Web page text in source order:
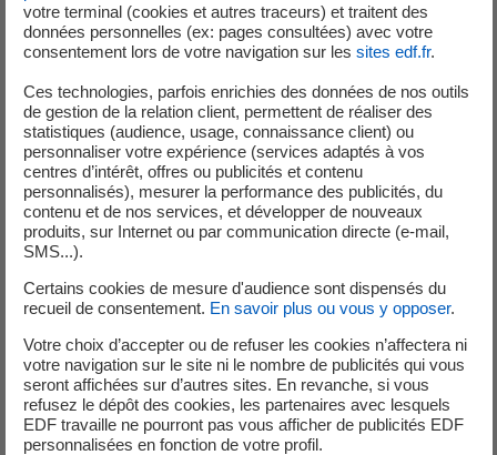
Gratuit et sans engagement, le club Oxygène a été lancé en mai 2022
et s’adresse aux clients particuliers qui ont souscrit à une offre
d’électricité à prix de marché d’EDF.
Fidèle à la raison d’être d’EDF, le club Oxygène permet aux clients de
bénéficier d’un accompagnement innovant pour un mode de vie plus
respectueux de l’environnement, grâce à des conseils pratiques et des
supports ludiques (astuces, quiz, vidéos). Oxygène propose aussi des
bons plans négociés auprès de partenaires sélectionnés pour leurs
offres écoresponsables.
EDF s’engage pour la sobriété
Pour accompagner au mieux ses clients vers la sobriété énergétique,
2022, en sensibilisant les Français aux gestes utiles « je baisse,
j’éteins, je décale » et en communicant sur les offres de déplacement
d’usages, comme l’option Heures Pleines / Heures Creuses. EDF met
aussi à disposition de tous ses clients des solutions pour les aider
votre terminal (cookies et autres traceurs) et traitent des
données personnelles (ex: pages consultées) avec votre
consentement lors de votre navigation sur les sites edf.fr.
Ces technologies, parfois enrichies des données de nos outils
de gestion de la relation client, permettent de réaliser des
statistiques (audience, usage, connaissance client) ou
personnaliser votre expérience (services adaptés à vos
centres d’intérêt, offres ou publicités et contenu
personnalisés), mesurer la performance des publicités, du
contenu et de nos services, et développer de nouveaux
produits, sur Internet ou par communication directe (e-mail,
SMS...).
Certains cookies de mesure d'audience sont dispensés du
recueil de consentement. En savoir plus ou vous y opposer.
Votre choix d’accepter ou de refuser les cookies n’affectera ni
votre navigation sur le site ni le nombre de publicités qui vous
seront affichées sur d’autres sites. En revanche, si vous
refusez le dépôt des cookies, les partenaires avec lesquels
EDF travaille ne pourront pas vous afficher de publicités EDF
personnalisées en fonction de votre profil.